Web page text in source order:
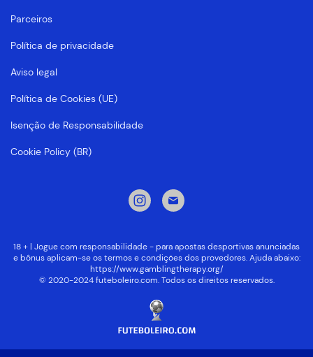
Parceiros
Política de privacidade
Aviso legal
Política de Cookies (UE)
Isenção de Responsabilidade
Cookie Policy (BR)
18 + | Jogue com responsabilidade - para apostas desportivas anunciadas
e bônus aplicam-se os termos e condições dos provedores. Ajuda abaixo:
https://www.gamblingtherapy.org/
© 2020-2024 futeboleiro.com. Todos os direitos reservados.